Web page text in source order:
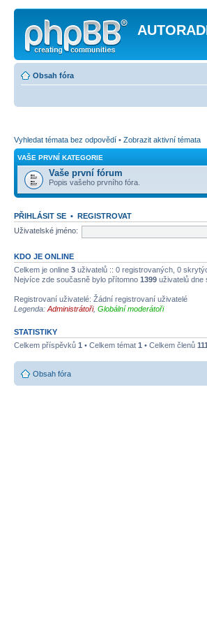
Obsah fóra
Vyhledat témata bez odpovědí • Zobrazit aktivní témata
VAŠE PRVNÍ KATEGORIE
Vaše první fórum
Popis vašeho prvního fóra.
PŘIHLÁSIT SE • REGISTROVAT
Uživatelské jméno:
KDO JE ONLINE
Celkem je online 3 uživatelů :: 0 registrovaných, 0
Nejvíce zde současně bylo přítomno 1399 uživatelů dne
Registrovaní uživatelé: Žádní registrovaní uživatelé
Legenda: Administrátoři, Globální moderátoři
STATISTIKY
Celkem příspěvků 1 • Celkem témat 1 • Celkem členů
Obsah fóra